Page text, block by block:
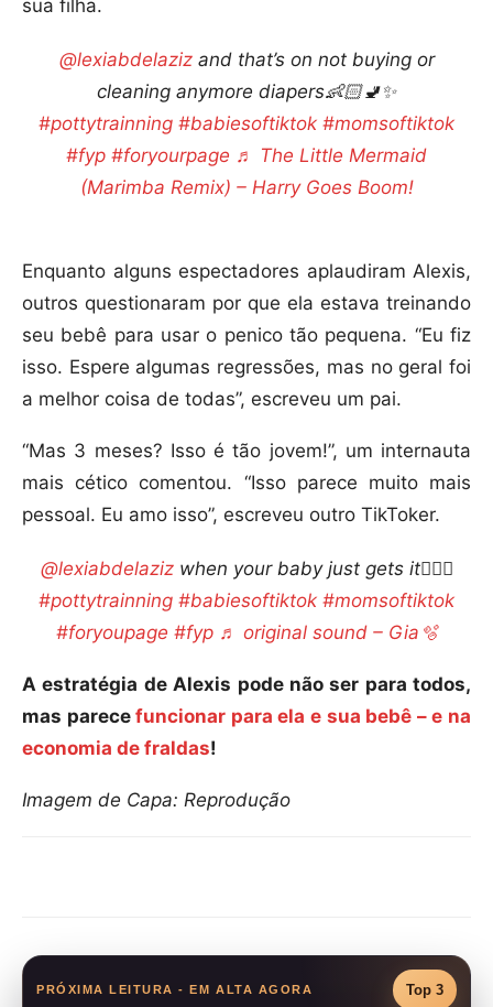
sua filha.
@lexiabdelazizand that’s on not buying or
cleaning anymore diapers👶🏻🚽✨
#pottytrainning #babiesoftiktok #momsoftiktok
#fyp #foryourpage ♬ The Little Mermaid
(Marimba Remix) – Harry Goes Boom!
Enquanto alguns espectadores aplaudiram Alexis,
outros questionaram por que ela estava treinando
seu bebê para usar o penico tão pequena. “Eu fiz
isso. Espere algumas regressões, mas no geral foi
a melhor coisa de todas”, escreveu um pai.
“Mas 3 meses? Isso é tão jovem!”, um internauta
mais cético comentou. “Isso parece muito mais
pessoal. Eu amo isso”, escreveu outro TikToker.
@lexiabdelazizwhen your baby just gets it🤷🏼‍♀️
#pottytrainning #babiesoftiktok #momsoftiktok
#foryoupage #fyp ♬ original sound – Gia🫧
A estratégia de Alexis pode não ser para todos,
mas parecefuncionar para ela e sua bebê – e na
economia de fraldas!
Imagem de Capa: Reprodução
PRÓXIMA LEITURA - EM ALTA AGORA Top 3